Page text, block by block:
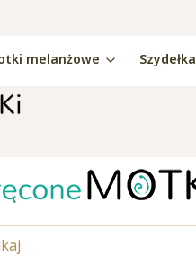
melanżowe Szydełka